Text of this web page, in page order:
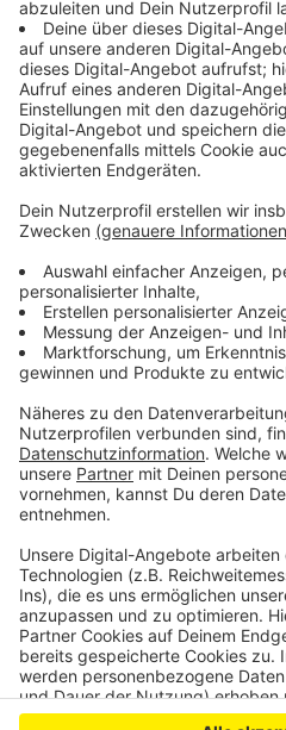
Anzeige
Die Sperrungen starten am
Betroffen ist zum einen die
Niehl. Hier wird an den LKW-
Die Umleitung erfolgt über
Verlauf ist das
gesperrt. Hier werden
und die Auffahrt zur A59
Sperrung sind
sagt Straßen NRW.
Koblenz in dem Bereich auch
Die Vollsperrungen dauern
Straßen NRW rät sie
Anzeige
Anzeige